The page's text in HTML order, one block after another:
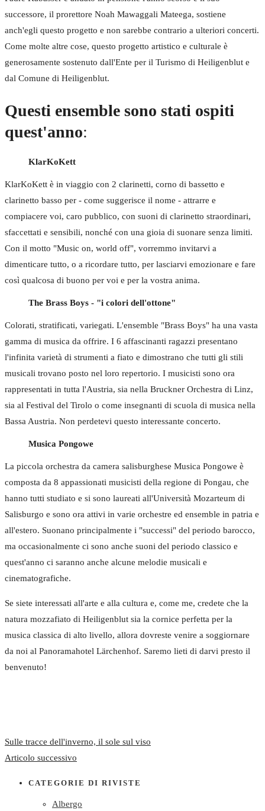
successore, il prorettore Noah Mawaggali Mateega, sostiene
anch'egli questo progetto e non sarebbe contrario a ulteriori concerti.
Come molte altre cose, questo progetto artistico e culturale è
generosamente sostenuto dall'Ente per il Turismo di Heiligenblut e
dal Comune di Heiligenblut.
Questi ensemble sono stati ospiti
quest'anno:
KlarKoKett
KlarKoKett è in viaggio con 2 clarinetti, corno di bassetto e
clarinetto basso per - come suggerisce il nome - attrarre e
compiacere voi, caro pubblico, con suoni di clarinetto straordinari,
sfaccettati e sensibili, nonché con una gioia di suonare senza limiti.
Con il motto "Music on, world off", vorremmo invitarvi a
dimenticare tutto, o a ricordare tutto, per lasciarvi emozionare e fare
così qualcosa di buono per voi e per la vostra anima.
The Brass Boys - "i colori dell'ottone"
Colorati, stratificati, variegati. L'ensemble "Brass Boys" ha una vasta
gamma di musica da offrire. I 6 affascinanti ragazzi presentano
l'infinita varietà di strumenti a fiato e dimostrano che tutti gli stili
musicali trovano posto nel loro repertorio. I musicisti sono ora
rappresentati in tutta l'Austria, sia nella Bruckner Orchestra di Linz,
sia al Festival del Tirolo o come insegnanti di scuola di musica nella
Bassa Austria. Non perdetevi questo interessante concerto.
Musica Pongowe
La piccola orchestra da camera salisburghese Musica Pongowe è
composta da 8 appassionati musicisti della regione di Pongau, che
hanno tutti studiato e si sono laureati all'Università Mozarteum di
Salisburgo e sono ora attivi in varie orchestre ed ensemble in patria e
all'estero. Suonano principalmente i "successi" del periodo barocco,
ma occasionalmente ci sono anche suoni del periodo classico e
quest'anno ci saranno anche alcune melodie musicali e
cinematografiche.
Se siete interessati all'arte e alla cultura e, come me, credete che la
natura mozzafiato di Heiligenblut sia la cornice perfetta per la
musica classica di alto livello, allora dovreste venire a soggiornare
da noi al Panoramahotel Lärchenhof. Saremo lieti di darvi presto il
benvenuto!
Sulle tracce dell'inverno, il sole sul viso
Articolo successivo
CATEGORIE DI RIVISTE
Albergo